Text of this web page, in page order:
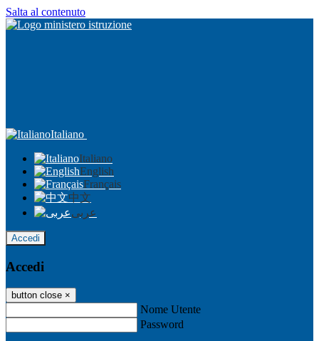
Salta al contenuto
Italiano
Italiano
English
Français
中文
عربى
Accedi
Accedi
button close ×
Nome Utente
Password